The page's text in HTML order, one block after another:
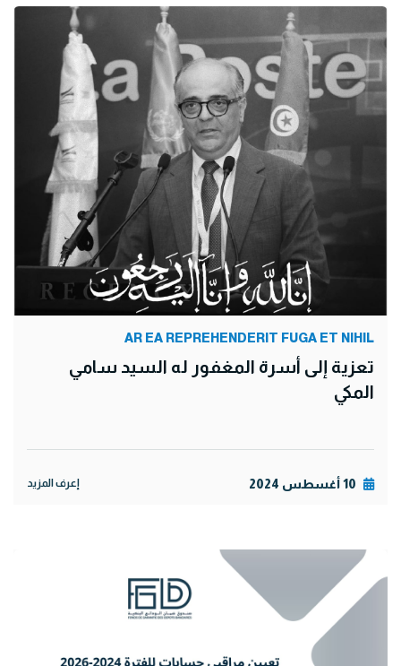
AR EA REPREHENDERIT FUGA ET NIHIL
تعزية إلى أسرة المغفور له السيد سامي
المكي
10 أغسطس 2024 إعرف المزيد